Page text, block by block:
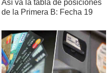
Así va la tabla de posiciones
de la Primera B: Fecha 19